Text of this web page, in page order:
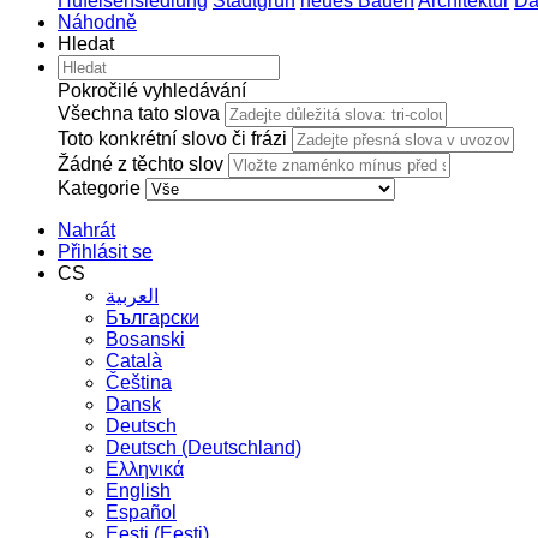
Náhodně
Hledat
Pokročilé vyhledávání
Všechna tato slova
Toto konkrétní slovo či frázi
Žádné z těchto slov
Kategorie
Nahrát
Přihlásit se
CS
العربية
Български
Bosanski
Сatalà
Čeština
Dansk
Deutsch
Deutsch (Deutschland)
Ελληνικά
English
Español
Eesti (Eesti)